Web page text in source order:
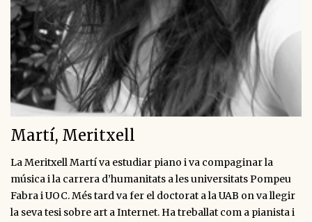
Martí, Meritxell
La Meritxell Martí va estudiar piano i va compaginar la
música i la carrera d’humanitats a les universitats Pompeu
Fabra i UOC. Més tard va fer el doctorat a la UAB on va llegir
la seva tesi sobre art a Internet. Ha treballat com a pianista i